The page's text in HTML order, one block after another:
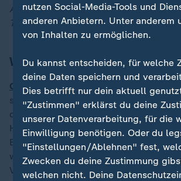
Alle Entwicklungen finden Sie jederzeit
Themenseite zumNahost-Konfliktund
Was heute im Ukraine-Krieg
G7 leihen Ukraine 50 Milliarden Dollar:
sieben großen westlichen
der Ukraine nach Angaben der USA
Höhe von 50 Milliarden US-Dollar
Euro), für den indirekt Russland
wird durch Zinserträge aus
Vermögen abgesichert.
nutzen Social-Media-Tools und
anderen Anbietern. Unter anderem
von Inhalten zu ermöglichen.
Du kannst entscheiden, für welche
deine Daten speichern und
Dies betrifft nur dein aktuell
"Zustimmen" erklärst du deine
unserer Datenverarbeitung, für die
Einwilligung benötigen. Oder du
"Einstellungen/Ablehnen" fest,
Zwecken du deine Zustimmung
welchen nicht. Deine